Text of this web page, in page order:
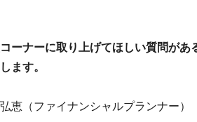
ーナーに取り上げてほしい質問があ
ます。
恵（ファイナンシャルプランナー）